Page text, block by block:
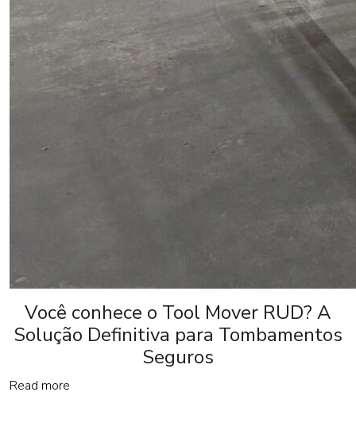
Você conhece o Tool Mover RUD? A
Solução Definitiva para Tombamentos
Seguros
Read more